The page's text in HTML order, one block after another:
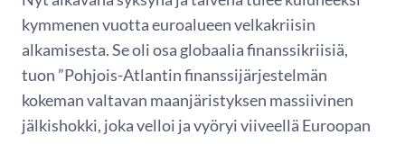
kymmenen vuotta euroalueen velkakriisin
alkamisesta. Se oli osa globaalia finanssikriisiä,
tuon ”Pohjois-Atlantin finanssijärjestelmän
kokeman valtavan maanjäristyksen massiivinen
jälkishokki, joka velloi ja vyöryi viiveellä Euroopan